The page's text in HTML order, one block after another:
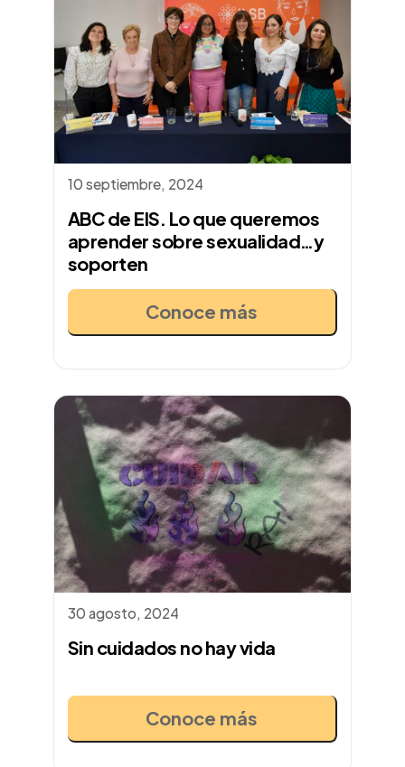
ABC de EIS. Lo que queremos
aprender sobre sexualidad…y
soporten
10 septiembre, 2024
Conoce más
Sin cuidados no hay vida
30 agosto, 2024
Conoce más